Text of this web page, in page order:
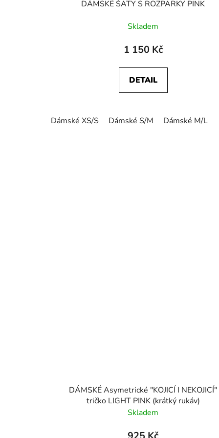
DÁMSKÉ ŠATY S ROZPARKY PINK
Skladem
1 150 Kč
DETAIL
Dámské XS/S Dámské S/M Dámské M/L
DÁMSKÉ Asymetrické "KOJICÍ I NEKOJICÍ"
tričko LIGHT PINK (krátký rukáv)
Skladem